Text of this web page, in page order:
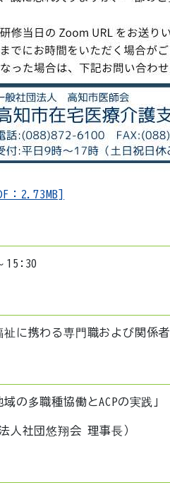
：2.73MB]
15:30
に携わる専門職および関係者
の多職種協働とACPの実践」
社団悠翔会 理事長）